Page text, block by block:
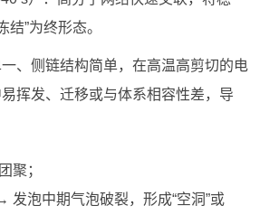
结”为终形态。
、侧链结构简单，在高温高剪切的电
挥发、迁移或与体系相容性差，导
聚；
发泡中期气泡破裂，形成“空洞”或